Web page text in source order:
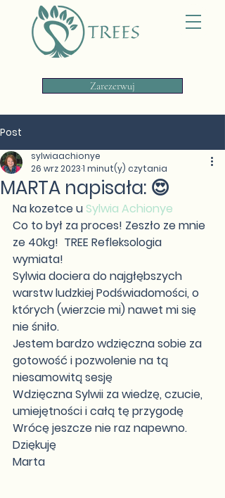
Zarezerwuj
Post
MARTA napisała: 😍
sylwiaachionye
26 wrz 20231 minut(y) czytania
Na kozetce u Sylwia Achionye
Co to był za proces! Zeszło ze mnie
ze 40kg!  TREE Refleksologia
wymiata!
Sylwia dociera do najgłębszych
warstw ludzkiej Podświadomości, o
których (wierzcie mi) nawet mi się
nie śniło.
Jestem bardzo wdzięczna sobie za
gotowość i pozwolenie na tą
niesamowitą sesję
Wdzięczna Sylwii za wiedzę, czucie,
umiejętności i całą tę przygodę
Wrócę jeszcze nie raz napewno.
Dziękuję
Marta